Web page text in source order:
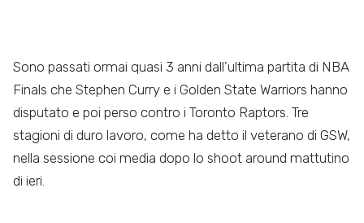
Sono passati ormai quasi 3 anni dall’ultima partita di NBA
Finals che Stephen Curry e i Golden State Warriors hanno
disputato e poi perso contro i Toronto Raptors. Tre
stagioni di duro lavoro, come ha detto il veterano di GSW,
nella sessione coi media dopo lo shoot around mattutino
di ieri.